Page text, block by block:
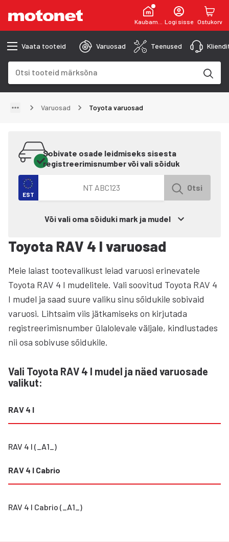
KaubamajaLogi sisse Ostukorv
Vaata tooteid Varuosad Teenused
Varuosad Toyota varuosad
Sobivate osade leidmiseks sisesta
registreerimisnumber või vali sõiduk
EST
Otsi autot registreerimisnumbri järgi
Otsi
Või vali oma sõiduki mark ja mudel
Toyota RAV 4 I varuosad
Meie laiast tootevalikust leiad varuosi erinevatele
Toyota RAV 4 I mudelitele. Vali soovitud Toyota RAV 4
I mudel ja saad suure valiku sinu sõidukile sobivaid
varuosi. Lihtsaim viis jätkamiseks on kirjutada
registreerimisnumber ülalolevale väljale, kindlustades
nii osa sobivuse sõidukile.
Vali Toyota RAV 4 I mudel ja näed varuosade
valikut:
RAV 4 I
RAV 4 I (_A1_)
RAV 4 I Cabrio
RAV 4 I Cabrio (_A1_)